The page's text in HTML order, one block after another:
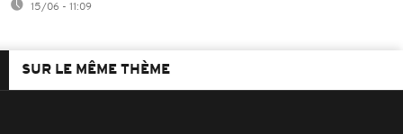
15/06 - 11:09
SUR LE MÊME THÈME